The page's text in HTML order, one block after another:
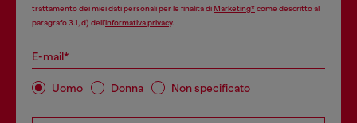
trattamento dei miei dati personali per le finalità diMarketing*come descritto al
paragrafo 3.1, d) dell’informativa privacy.
E-mail*
Uomo Donna Non specificato